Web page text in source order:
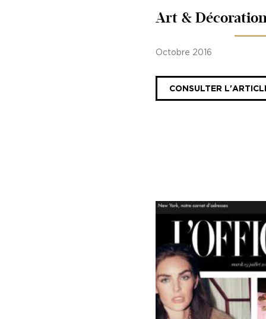
Art &
Octobre 2016
CONSULTER